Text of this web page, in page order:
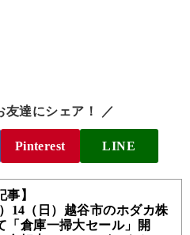
友達にシェア！ ／
Pinterest LINE
事】
14（日）越谷市のホダカ株
「倉庫一掃大セール」開